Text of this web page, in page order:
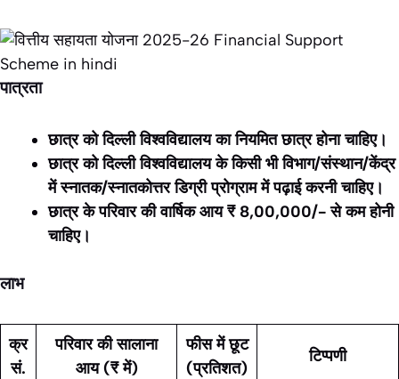
पात्रता
छात्र को दिल्ली विश्वविद्यालय का नियमित छात्र होना चाहिए।
छात्र को दिल्ली विश्वविद्यालय के किसी भी विभाग/संस्थान/केंद्र
में स्नातक/स्नातकोत्तर डिग्री प्रोग्राम में पढ़ाई करनी चाहिए।
छात्र के परिवार की वार्षिक आय ₹ 8,00,000/- से कम होनी
चाहिए।
लाभ
क्र
सं.
परिवार की सालाना
आय (₹ में)
फीस में छूट
(प्रतिशत)
टिप्पणी